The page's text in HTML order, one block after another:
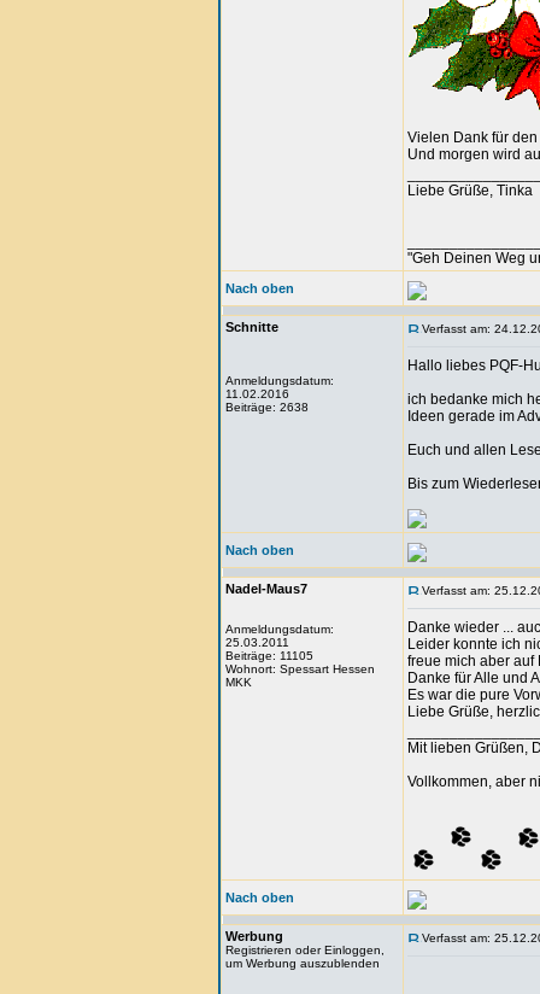
Vielen Dank für
Und morgen wird
Liebe Grüße, Tinka
"Geh Deinen Weg
Nach oben
Schnitte
Anmeldungsdatum:
11.02.2016
Beiträge: 2638
Verfasst am:
Hallo liebes PQF-
ich bedanke mich
Ideen gerade im
Euch und allen
Bis zum
Nach oben
Nadel-Maus7
Anmeldungsdatum:
25.03.2011
Beiträge: 11105
Wohnort: Spessart Hessen
MKK
Verfasst am:
Danke wieder ...
Leider konnte ich
freue mich aber auf
Danke für Alle und
Es war die pure
Liebe Grüße,
Mit lieben Grüßen,
Vollkommen, aber
Nach oben
Werbung
Registrieren oder Einloggen,
um Werbung auszublenden
Verfasst am: